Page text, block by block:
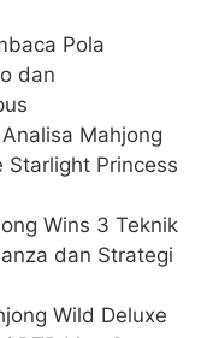
Pola
dan
Mahjong
Starlight Princess
Wins 3 Teknik
dan Strategi
Wild Deluxe